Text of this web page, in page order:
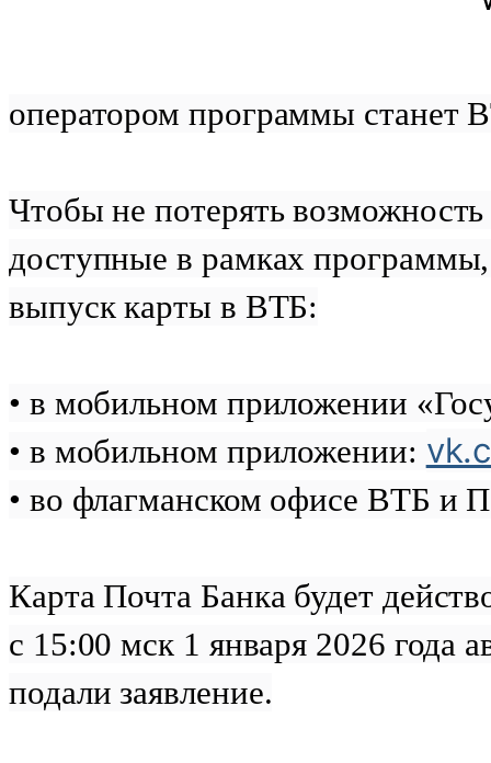
оператором программы станет
Чтобы не потерять
доступные в рамках
выпуск карты в ВТБ:
• в мобильном приложении
• в мобильном приложении:
• во флагманском офисе ВТБ и
Карта Почта Банка будет
с 15:00 мск 1 января 2026 года
подали заявление.